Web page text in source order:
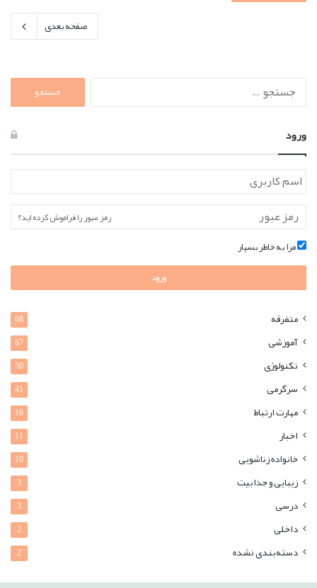
صفحه بعدی
جستجو
ورود
رمز عبور را فراموش کرده اید؟
مرا به خاطر بسپار
ورود
متفرقه 68
آموزشی 67
تکنولوژی 50
سرگرمی 41
مهارت ارتباط 16
اخبار 11
خانواده زناشویی 10
زیبایی و جذابیت 3
درسی 3
داخلی 2
دسته‌بندی نشده 2